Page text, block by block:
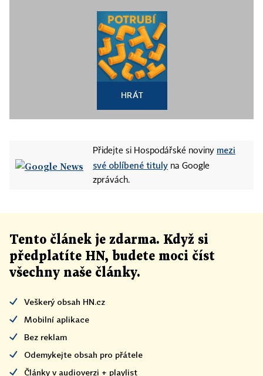
HRÁT
Přidejte si Hospodářské noviny mezi
své oblíbené tituly na Google
zprávách.
Tento článek je zdarma. Když si
předplatíte HN, budete moci číst
všechny naše články.
Veškerý obsah HN.cz
Mobilní aplikace
Bez reklam
Odemykejte obsah pro přátele
Články v audioverzi + playlist